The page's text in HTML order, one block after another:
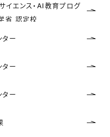
イエンス・AI教育プログ
省 認定校
ー
ー
ー